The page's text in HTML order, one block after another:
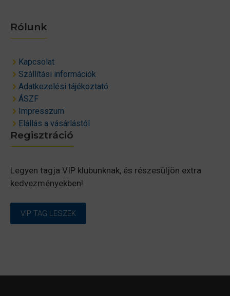
Rólunk
Kapcsolat
Szállítási információk
Adatkezelési tájékoztató
ÁSZF
Impresszum
Elállás a vásárlástól
Regisztráció
Legyen tagja VIP klubunknak, és részesüljön extra
kedvezményekben!
VIP TAG LESZEK